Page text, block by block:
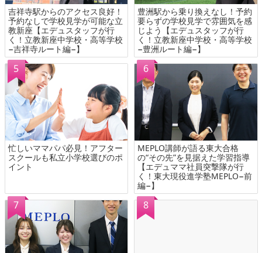
吉祥寺駅からのアクセス良好！
予約なしで学校見学が可能な立
教新座【エデュスタッフが行
く！立教新座中学校・高等学校
−吉祥寺ルート編−】
豊洲駅から乗り換えなし！予約
要らずの学校見学で雰囲気を感
じよう【エデュスタッフが行
く！立教新座中学校・高等学校
−豊洲ルート編−】
忙しいママパパ必見！アフター
スクールも私立小学校選びのポ
イント
MEPLO講師が語る東大合格
の“その先”を見据えた学習指導
【エデュママ社員突撃隊が行
く！東大現役進学塾MEPLO−前
編−】